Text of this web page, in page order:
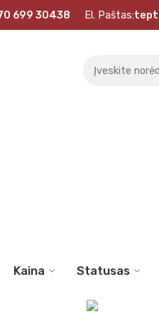
699 30438 El. Paštas:
Kaina Statusas